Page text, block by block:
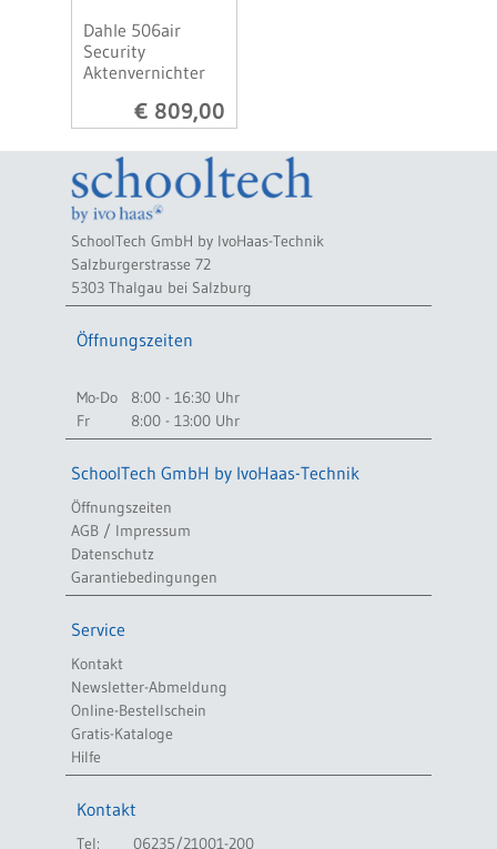
Dahle 506air
Security
Aktenvernichter
€ 809,00
SchoolTech GmbH by IvoHaas-Technik
Salzburgerstrasse 72
5303 Thalgau bei Salzburg
Öffnungszeiten
Mo-Do
8:00 - 16:30 Uhr
Fr
8:00 - 13:00 Uhr
SchoolTech GmbH by IvoHaas-Technik
Öffnungszeiten
AGB / Impressum
Datenschutz
Garantiebedingungen
Service
Kontakt
Newsletter-Abmeldung
Online-Bestellschein
Gratis-Kataloge
Hilfe
Kontakt
Tel: 06235/21001-200